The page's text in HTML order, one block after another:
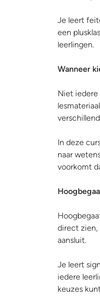
Je leert
een
leerlingen.
Wanneer
Niet iedere
In deze
naar
voorkomt
direct zien,
aansluit.
Je leert
iedere
keuzes